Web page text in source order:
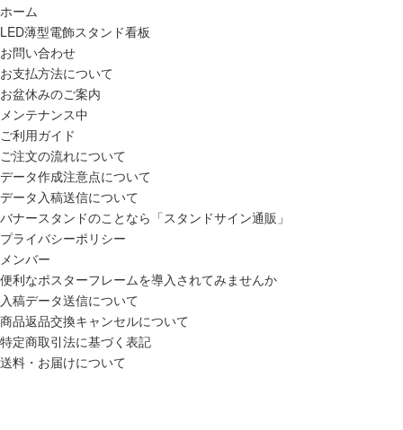
ホーム
LED薄型電飾スタンド看板
お問い合わせ
お支払方法について
お盆休みのご案内
メンテナンス中
ご利用ガイド
ご注文の流れについて
データ作成注意点について
データ入稿送信について
バナースタンドのことなら「スタンドサイン通販」
プライバシーポリシー
メンバー
便利なポスターフレームを導入されてみませんか
入稿データ送信について
商品返品交換キャンセルについて
特定商取引法に基づく表記
送料・お届けについて